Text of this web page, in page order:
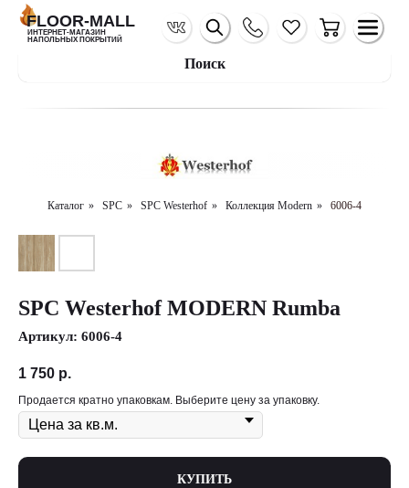
Поиск
FLOOR-MALL
ИНТЕРНЕТ-МАГАЗИН
НАПОЛЬНЫХ ПОКРЫТИЙ
Каталог » SPC » SPC Westerhof » Коллекция Modern » 6006-4
SPC Westerhof MODERN Rumba
Артикул: 6006-4
1 750 р.
Продается кратно упаковкам. Выберите цену за упаковку.
КУПИТЬ